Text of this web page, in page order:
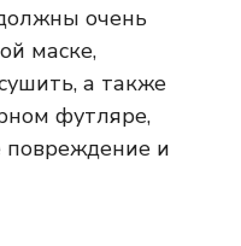
очень
маске,
а также
футляре,
повреждение и